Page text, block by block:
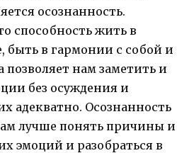
осознанность.
способность жить в
быть в гармонии с собой и
нам заметить и
без осуждения и
адекватно. Осознанность
лучше понять причины и
эмоций и разобраться в